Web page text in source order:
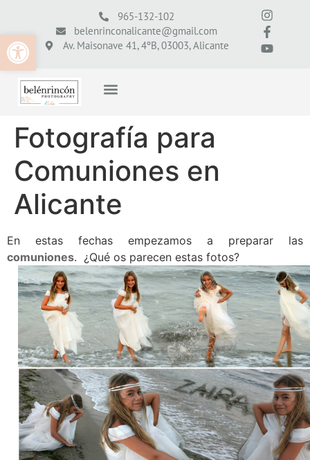
Abrir barra de herramientas
965-132-102
belenrinconalicante@gmail.com
Av. Maisonave 41, 4ºB, 03003, Alicante
Fotografía para
Comuniones en
Alicante
En estas fechas empezamos a preparar las
comuniones. ¿Qué os parecen estas fotos?